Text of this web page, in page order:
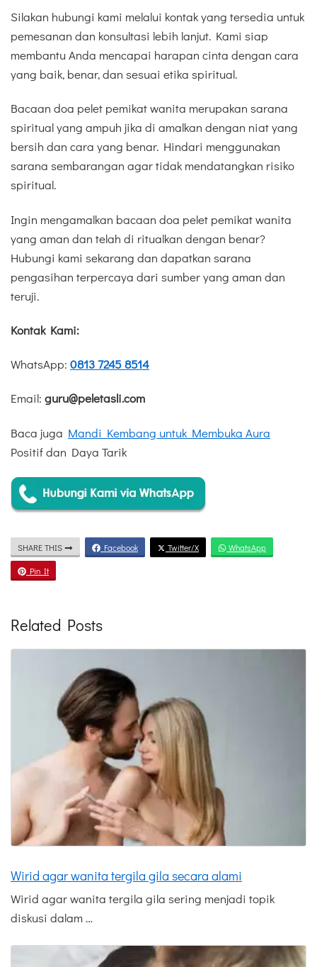
Silakan hubungi kami melalui kontak yang tersedia untuk
pemesanan dan konsultasi lebih lanjut. Kami siap
membantu Anda mencapai harapan cinta dengan cara
yang baik, benar, dan sesuai etika spiritual.
Bacaan doa pelet pemikat wanita merupakan sarana
spiritual yang ampuh jika di amalkan dengan niat yang
bersih dan cara yang benar. Hindari menggunakan
sarana sembarangan agar tidak mendatangkan risiko
spiritual.
Ingin mengamalkan bacaan doa pelet pemikat wanita
yang aman dan telah di ritualkan dengan benar?
Hubungi kami sekarang dan dapatkan sarana
pengasihan terpercaya dari sumber yang aman dan
teruji.
Kontak Kami:
WhatsApp: 0813 7245 8514
Email: guru@peletasli.com
Baca juga Mandi Kembang untuk Membuka Aura
Positif dan Daya Tarik
SHARE THIS Facebook Twitter/X WhatsApp
Pin It
Related Posts
Wirid agar wanita tergila gila secara alami
Wirid agar wanita tergila gila sering menjadi topik
diskusi dalam …